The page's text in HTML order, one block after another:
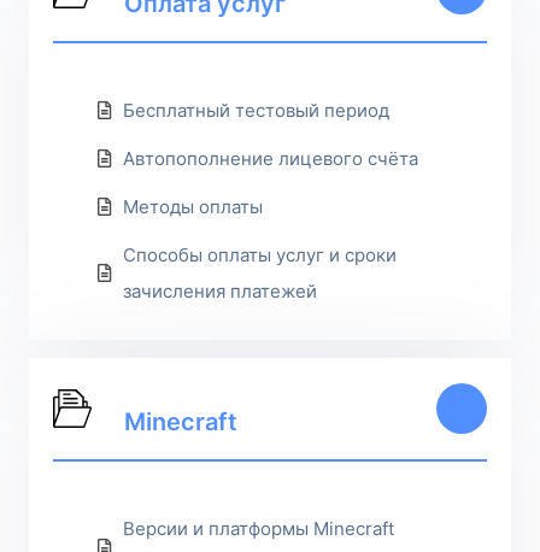
Бесплатный тестовый период
Автопополнение лицевого счёта
Методы оплаты
Способы оплаты услуг и сроки
зачисления платежей
Minecraft
Версии и платформы Minecraft